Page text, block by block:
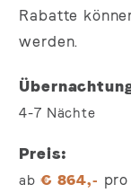
Rabatte
werden.
4-7 Nächte
Preis
ab € 864,-